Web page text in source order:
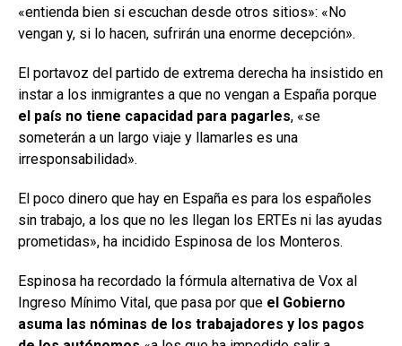
«entienda bien si escuchan desde otros sitios»: «No
vengan y, si lo hacen, sufrirán una enorme decepción».
El portavoz del partido de extrema derecha ha insistido en
instar a los inmigrantes a que no vengan a España porque
el país no tiene capacidad para pagarles, «se
someterán a un largo viaje y llamarles es una
irresponsabilidad».
El poco dinero que hay en España es para los españoles
sin trabajo, a los que no les llegan los ERTEs ni las ayudas
prometidas», ha incidido Espinosa de los Monteros.
Espinosa ha recordado la fórmula alternativa de Vox al
Ingreso Mínimo Vital, que pasa por que el Gobierno
asuma las nóminas de los trabajadores y los pagos